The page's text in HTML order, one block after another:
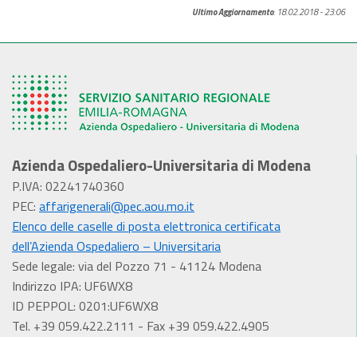
Ultimo Aggiornamento: 18.02.2018 - 23:06
Azienda Ospedaliero-Universitaria di Modena
P.IVA: 02241740360
PEC: affarigenerali@pec.aou.mo.it
Elenco delle caselle di posta elettronica certificata
dell’Azienda Ospedaliero – Universitaria
Sede legale: via del Pozzo 71 - 41124 Modena
Indirizzo IPA: UF6WX8
ID PEPPOL: 0201:UF6WX8
Tel. +39 059.422.2111 - Fax +39 059.422.4905